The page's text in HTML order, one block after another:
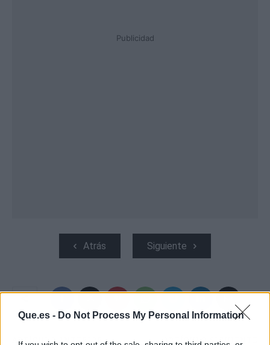
Que.es - Do Not Process My Personal Information
Publicidad
Atrás Siguiente
ARTÍCULO ANTERIOR ARTÍCULO SIGUIENTE